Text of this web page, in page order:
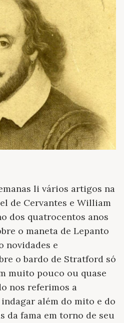
li vários artigos na
de Cervantes e William
dos quatrocentos anos
o maneta de Lepanto
novidades e
o bardo de Stratford só
muito pouco ou quase
nos referimos a
além do mito e do
da fama em torno de seu